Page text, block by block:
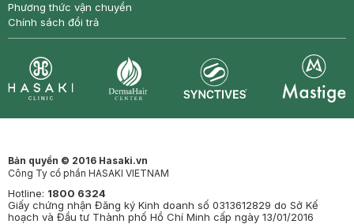
Phương thức vận chuyển
Chính sách đổi trả
Bản quyền © 2016 Hasaki.vn
Công Ty cổ phần HASAKI VIETNAM
Hotline: 1800 6324
Giấy chứng nhận Đăng ký Kinh doanh số 0313612829 do Sở Kế
hoạch và Đầu tư Thành phố Hồ Chí Minh cấp ngày 13/01/2016